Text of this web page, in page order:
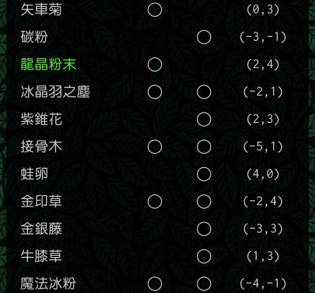
矢車菊
◯
(0,3)
碳粉
◯
(-3,-1)
龍晶粉末
◯
(2,4)
冰晶羽之塵
◯ ◯
(-2,1)
紫錐花
◯
(2,3)
接骨木
◯ ◯
(-5,1)
蛙卵
◯
(4,0)
金印草
◯ ◯
(-2,4)
金銀藤
◯
(-3,3)
牛膝草
◯
(1,3)
魔法冰粉
◯ ◯
(-4,-1)